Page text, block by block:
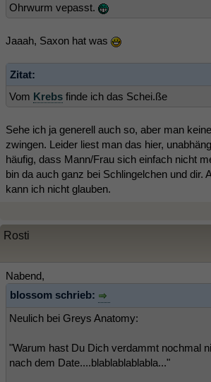
Ohrwurm vepasst.
Jaaah, Saxon hat was
Zitat:
Vom Krebs finde ich das Schei.ße
Sehe ich ja generell auch so, aber man
zwingen. Leider liest man das hier,
häufig, dass Mann/Frau sich einfach nicht
bin da auch ganz bei Schlingelchen und dir.
kann ich nicht glauben.
Rosti
Nabend,
blossom schrieb:
Neulich bei Greys Anatomy:
"Warum hast Du Dich verdammt nochmal
nach dem Date....blablablablabla..."